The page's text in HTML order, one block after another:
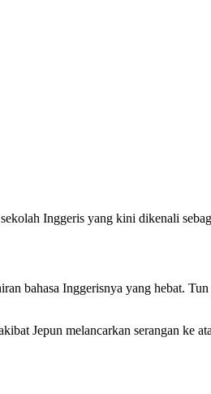
Inggeris yang kini dikenali
bahasa Inggerisnya yang hebat.
Jepun melancarkan serangan ke